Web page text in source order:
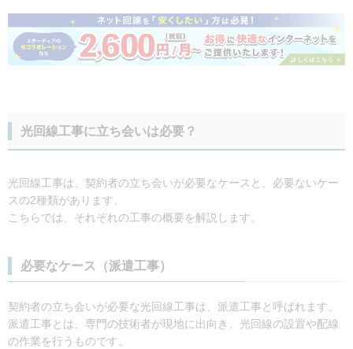
光回線工事に立ち会いは必要？
光回線工事は、契約者の立ち会いが必要なケースと、必要ないケー
スの2種類があります。
こちらでは、それぞれの工事の概要を解説します。
必要なケース（派遣工事）
契約者の立ち会いが必要な光回線工事は、派遣工事と呼ばれます。
派遣工事とは、専門の技術者が現地に出向き、光回線の設置や配線
の作業を行うものです。